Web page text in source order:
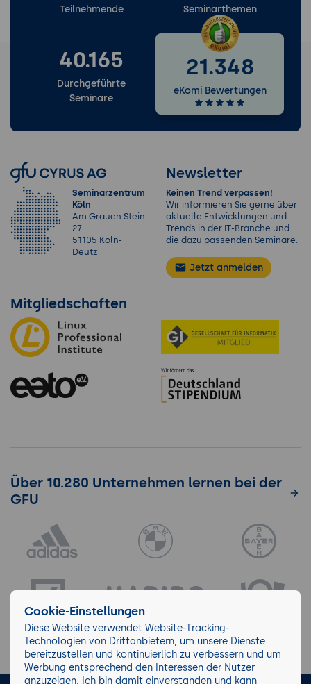
Teilnehmende Seminarthemen
40.165
Durchgeführte
Seminare
21.348
eKomi Bewertungen
Seminarzentrum
Köln
Am Grauen Stein
27
51105 Köln-
Deutz
Newsletter
Keinen Trend verpassen!
Wir informieren Sie gerne über
aktuelle Entwicklungen und
Trends in der IT-Branche und
die dazu passenden Seminare.
Jetzt anmelden
Mitgliedschaften
Über 10.280 Unternehmen lernen bei der
GFU
Cookie-Einstellungen
Diese Website verwendet Website-Tracking-
Technologien von Drittanbietern, um unsere Dienste
bereitzustellen und kontinuierlich zu verbessern und um
Werbung entsprechend den Interessen der Nutzer
anzuzeigen. Ich bin damit einverstanden und kann